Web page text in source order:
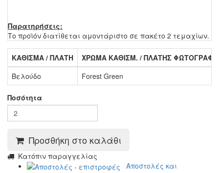
Παρατηρήσεις:
Το προϊόν διατίθεται αμοντάριστο σε πακέτο 2 τεμαχίων.
ΚΑΘΙΣΜΑ / ΠΛΑΤΗ
ΧΡΩΜΑ ΚΑΘΙΣΜ. / ΠΛΑΤΗΣ
Βελούδο
Forest Green
Ποσότητα
Προσθήκη στο καλάθι
Kατόπιν παραγγελίας
Αποστολές και